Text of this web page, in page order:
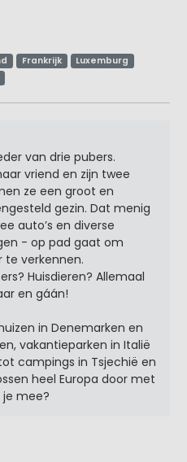
Frankrijk
Luxemburg
van drie pubers.
vriend en zijn twee
ze een groot en
gezin. Dat menig
auto’s en diverse
- op pad gaat om
te verkennen.
Huisdieren? Allemaal
en gáán!
in Denemarken en
vakantieparken in Italië
campings in Tsjechië en
heel Europa door met
je mee?